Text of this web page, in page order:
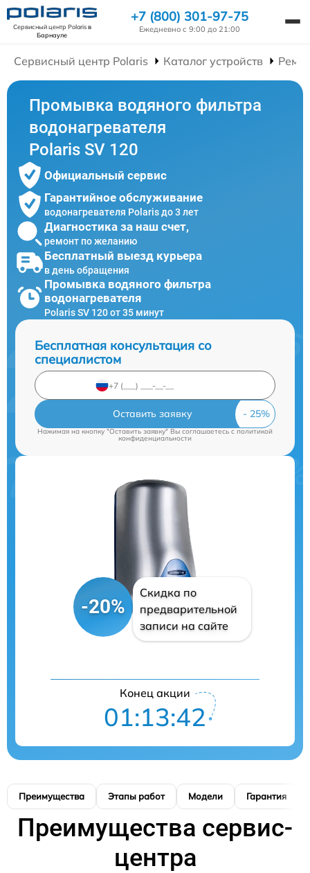
Сервисный центр Polarisв
Барнауле
+7 (800) 301-97-75
Ежедневно с 9:00 до 21:00
Сервисный центр Polaris Каталог устройств
Промывка водяного фильтра
водонагревателя
Polaris SV 120
Официальный сервис
Гарантийное обслуживание
водонагревателя Polaris до 3 лет
Диагностика за наш счет,
ремонт по желанию
Бесплатный выезд курьера
в день обращения
Промывка водяного фильтра
водонагревателя
Polaris SV 120 от 35 минут
Бесплатная консультация со
специалистом
Оставить заявку
Нажимая на кнопку "Оставить заявку" Вы соглашаетесь cполитикой
конфиденциальности
-20%
Скидка по
предварительной
записи на сайте
Конец акции
01:13:41
Преимущества Этапы работ Модели Гарантия
Преимущества сервис-
центра